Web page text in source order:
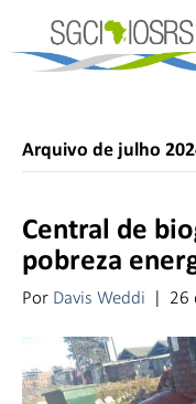
Arquivo de julho
Central de
pobreza
Por Davis Weddi | 26